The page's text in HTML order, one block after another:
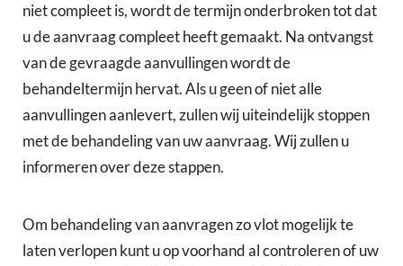
niet compleet is, wordt de termijn onderbroken tot dat
u de aanvraag compleet heeft gemaakt. Na ontvangst
van de gevraagde aanvullingen wordt de
behandeltermijn hervat. Als u geen of niet alle
aanvullingen aanlevert, zullen wij uiteindelijk stoppen
met de behandeling van uw aanvraag. Wij zullen u
informeren over deze stappen.
Om behandeling van aanvragen zo vlot mogelijk te
laten verlopen kunt u op voorhand al controleren of uw